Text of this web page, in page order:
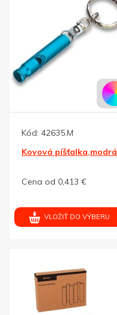
Kód: 42635.M
Kovová píšťalka,modrá
Cena od 0,413 €
VLOŽIŤ DO VÝBERU